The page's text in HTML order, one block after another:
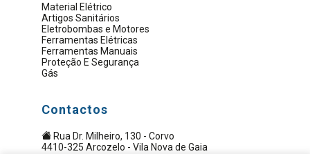
Material Elétrico
Artigos Sanitários
Eletrobombas e Motores
Ferramentas Elétricas
Ferramentas Manuais
Proteção E Segurança
Gás
Contactos
Rua Dr. Milheiro, 130 - Corvo
4410-325 Arcozelo - Vila Nova de Gaia